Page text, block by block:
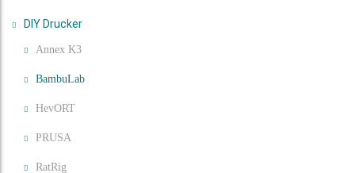
DIY Drucker
Annex K3
BambuLab
HevORT
PRUSA
RatRig